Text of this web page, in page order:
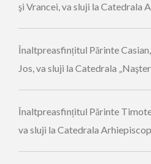
şi Vrancei, va sluji la Catedrala
Înaltpreasfințitul Părinte
Jos, va sluji la Catedrala
Înaltpreasfințitul Părinte
va sluji la Catedrala